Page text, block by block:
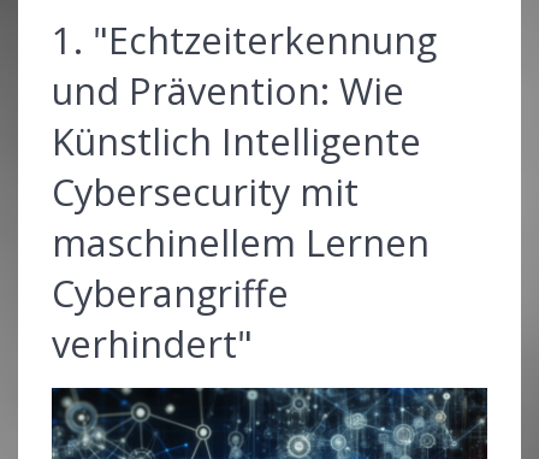
1. "Echtzeiterkennung
und Prävention: Wie
Künstlich Intelligente
Cybersecurity mit
maschinellem Lernen
Cyberangriffe
verhindert"